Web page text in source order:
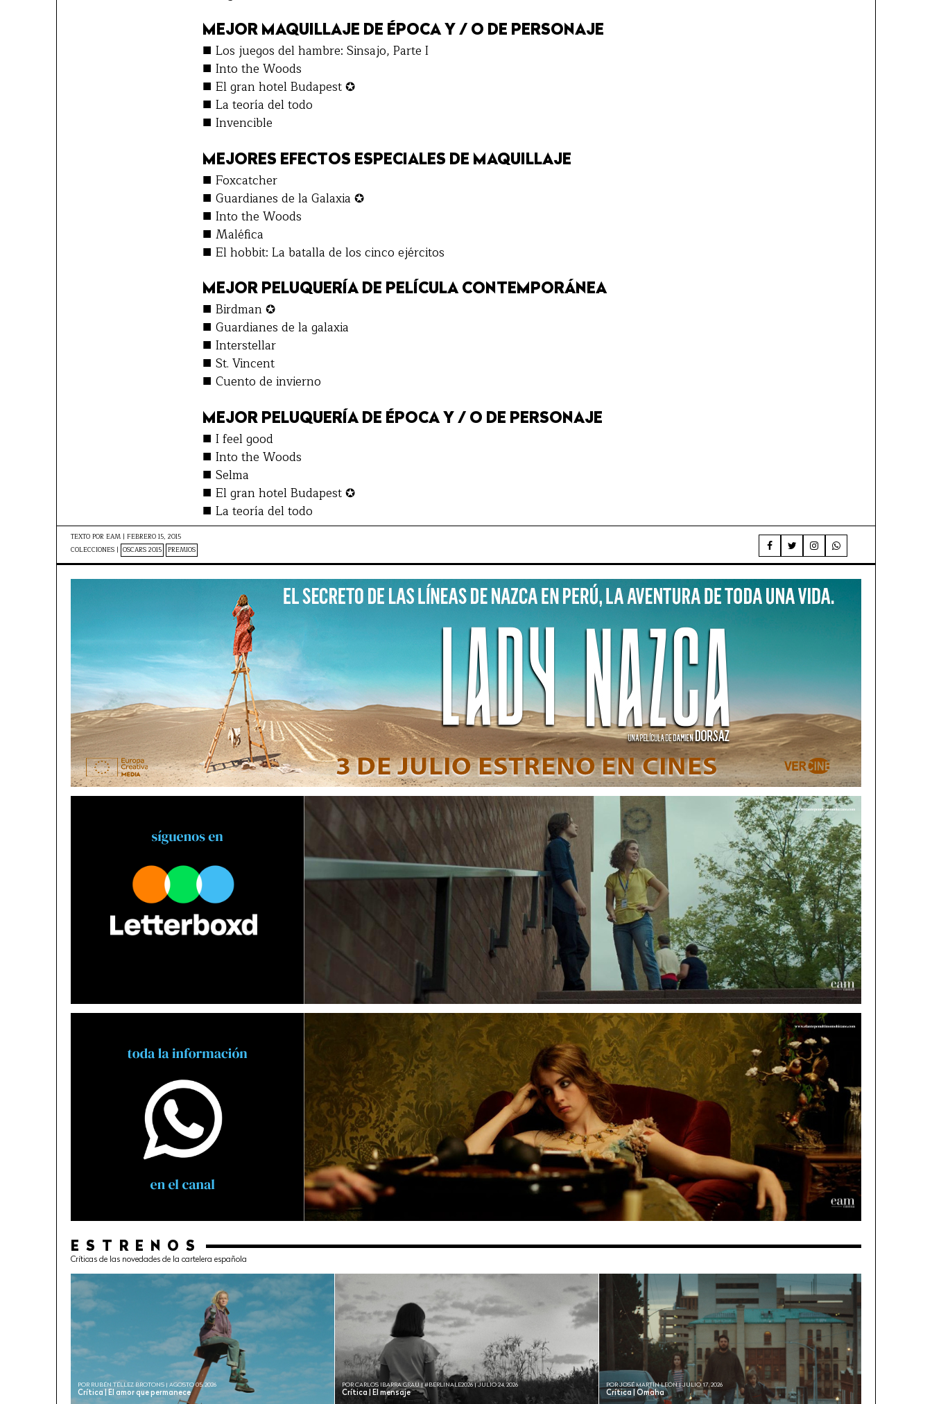
MEJOR MAQUILLAJE DE ÉPOCA Y / O DE PERSONAJE
■ Los juegos del hambre: Sinsajo, Parte I
■ Into the Woods
■ El gran hotel Budapest ✪
■ La teoría del todo
■ Invencible
MEJORES EFECTOS ESPECIALES DE MAQUILLAJE
■ Foxcatcher
■ Guardianes de la Galaxia ✪
■ Into the Woods
■ Maléfica
■ El hobbit: La batalla de los cinco ejércitos
MEJOR PELUQUERÍA DE PELÍCULA CONTEMPORÁNEA
■ Birdman ✪
■ Guardianes de la galaxia
■ Interstellar
■ St. Vincent
■ Cuento de invierno
MEJOR PELUQUERÍA DE ÉPOCA Y / O DE PERSONAJE
■ I feel good
■ Into the Woods
■ Selma
■ El gran hotel Budapest ✪
■ La teoría del todo
TEXTO POR EAM | FEBRERO 15, 2015
COLECCIONES | OSCARS 2015 PREMIOS
ESTRENOS
Críticas de las novedades de la cartelera española
Crítica | El amor que permanece
POR RUBÉN TÉLLEZ BROTONS | AGOSTO 05, 2026
Crítica | El mensaje
POR CARLOS IBARRA GRAU | #BERLINALE2026 | JULIO 24, 2026
Crítica | Omaha
POR JOSÉ MARTÍN LEÓN | JULIO 17, 2026